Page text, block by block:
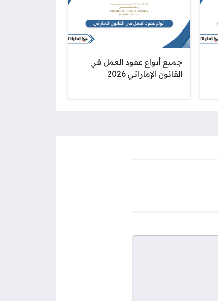
جميع أنواع عقود العمل في
القانون الإماراتي 2026